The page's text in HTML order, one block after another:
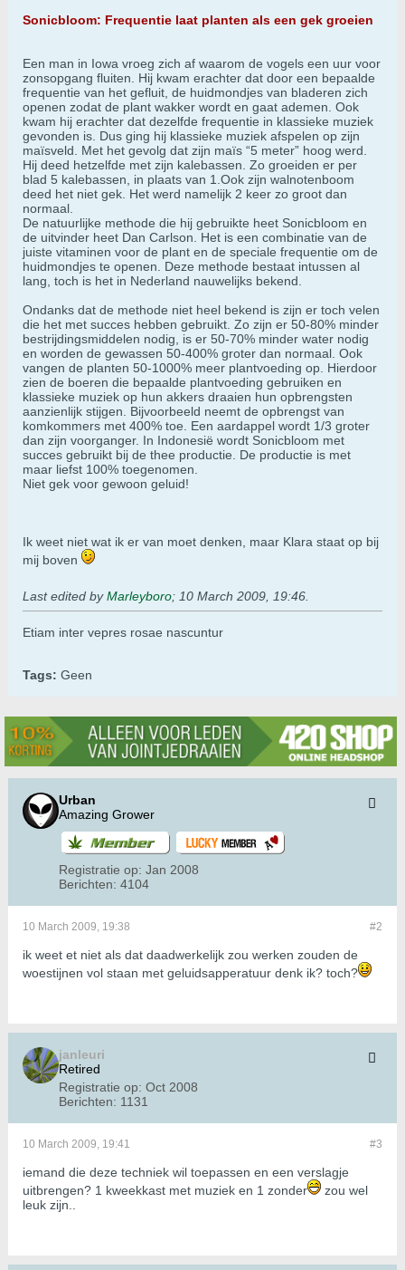
Sonicbloom: Frequentie laat planten als een gek groeien
Een man in Iowa vroeg zich af waarom de vogels een uur voor
zonsopgang fluiten. Hij kwam erachter dat door een bepaalde
frequentie van het gefluit, de huidmondjes van bladeren zich
openen zodat de plant wakker wordt en gaat ademen. Ook
kwam hij erachter dat dezelfde frequentie in klassieke muziek
gevonden is. Dus ging hij klassieke muziek afspelen op zijn
maïsveld. Met het gevolg dat zijn maïs “5 meter” hoog werd.
Hij deed hetzelfde met zijn kalebassen. Zo groeiden er per
blad 5 kalebassen, in plaats van 1.Ook zijn walnotenboom
deed het niet gek. Het werd namelijk 2 keer zo groot dan
normaal.
De natuurlijke methode die hij gebruikte heet Sonicbloom en
de uitvinder heet Dan Carlson. Het is een combinatie van de
juiste vitaminen voor de plant en de speciale frequentie om de
huidmondjes te openen. Deze methode bestaat intussen al
lang, toch is het in Nederland nauwelijks bekend.
Ondanks dat de methode niet heel bekend is zijn er toch velen
die het met succes hebben gebruikt. Zo zijn er 50-80% minder
bestrijdingsmiddelen nodig, is er 50-70% minder water nodig
en worden de gewassen 50-400% groter dan normaal. Ook
vangen de planten 50-1000% meer plantvoeding op. Hierdoor
zien de boeren die bepaalde plantvoeding gebruiken en
klassieke muziek op hun akkers draaien hun opbrengsten
aanzienlijk stijgen. Bijvoorbeeld neemt de opbrengst van
komkommers met 400% toe. Een aardappel wordt 1/3 groter
dan zijn voorganger. In Indonesië wordt Sonicbloom met
succes gebruikt bij de thee productie. De productie is met
maar liefst 100% toegenomen.
Niet gek voor gewoon geluid!
Ik weet niet wat ik er van moet denken, maar Klara staat op bij
mij boven
Last edited byMarleyboro; 10 March 2009, 19:46
Etiam inter vepres rosae nascuntur
Tags: Geen
Urban
Amazing Grower
Registratie op: Jan 2008
Berichten: 4104
#2
10 March 2009, 19:38
ik weet et niet als dat daadwerkelijk zou werken zouden de
woestijnen vol staan met geluidsapperatuur denk ik? toch?
janleuri
Retired
Registratie op: Oct 2008
Berichten: 1131
#3
10 March 2009, 19:41
iemand die deze techniek wil toepassen en een verslagje
uitbrengen? 1 kweekkast met muziek en 1 zonder
zou wel
leuk zijn..